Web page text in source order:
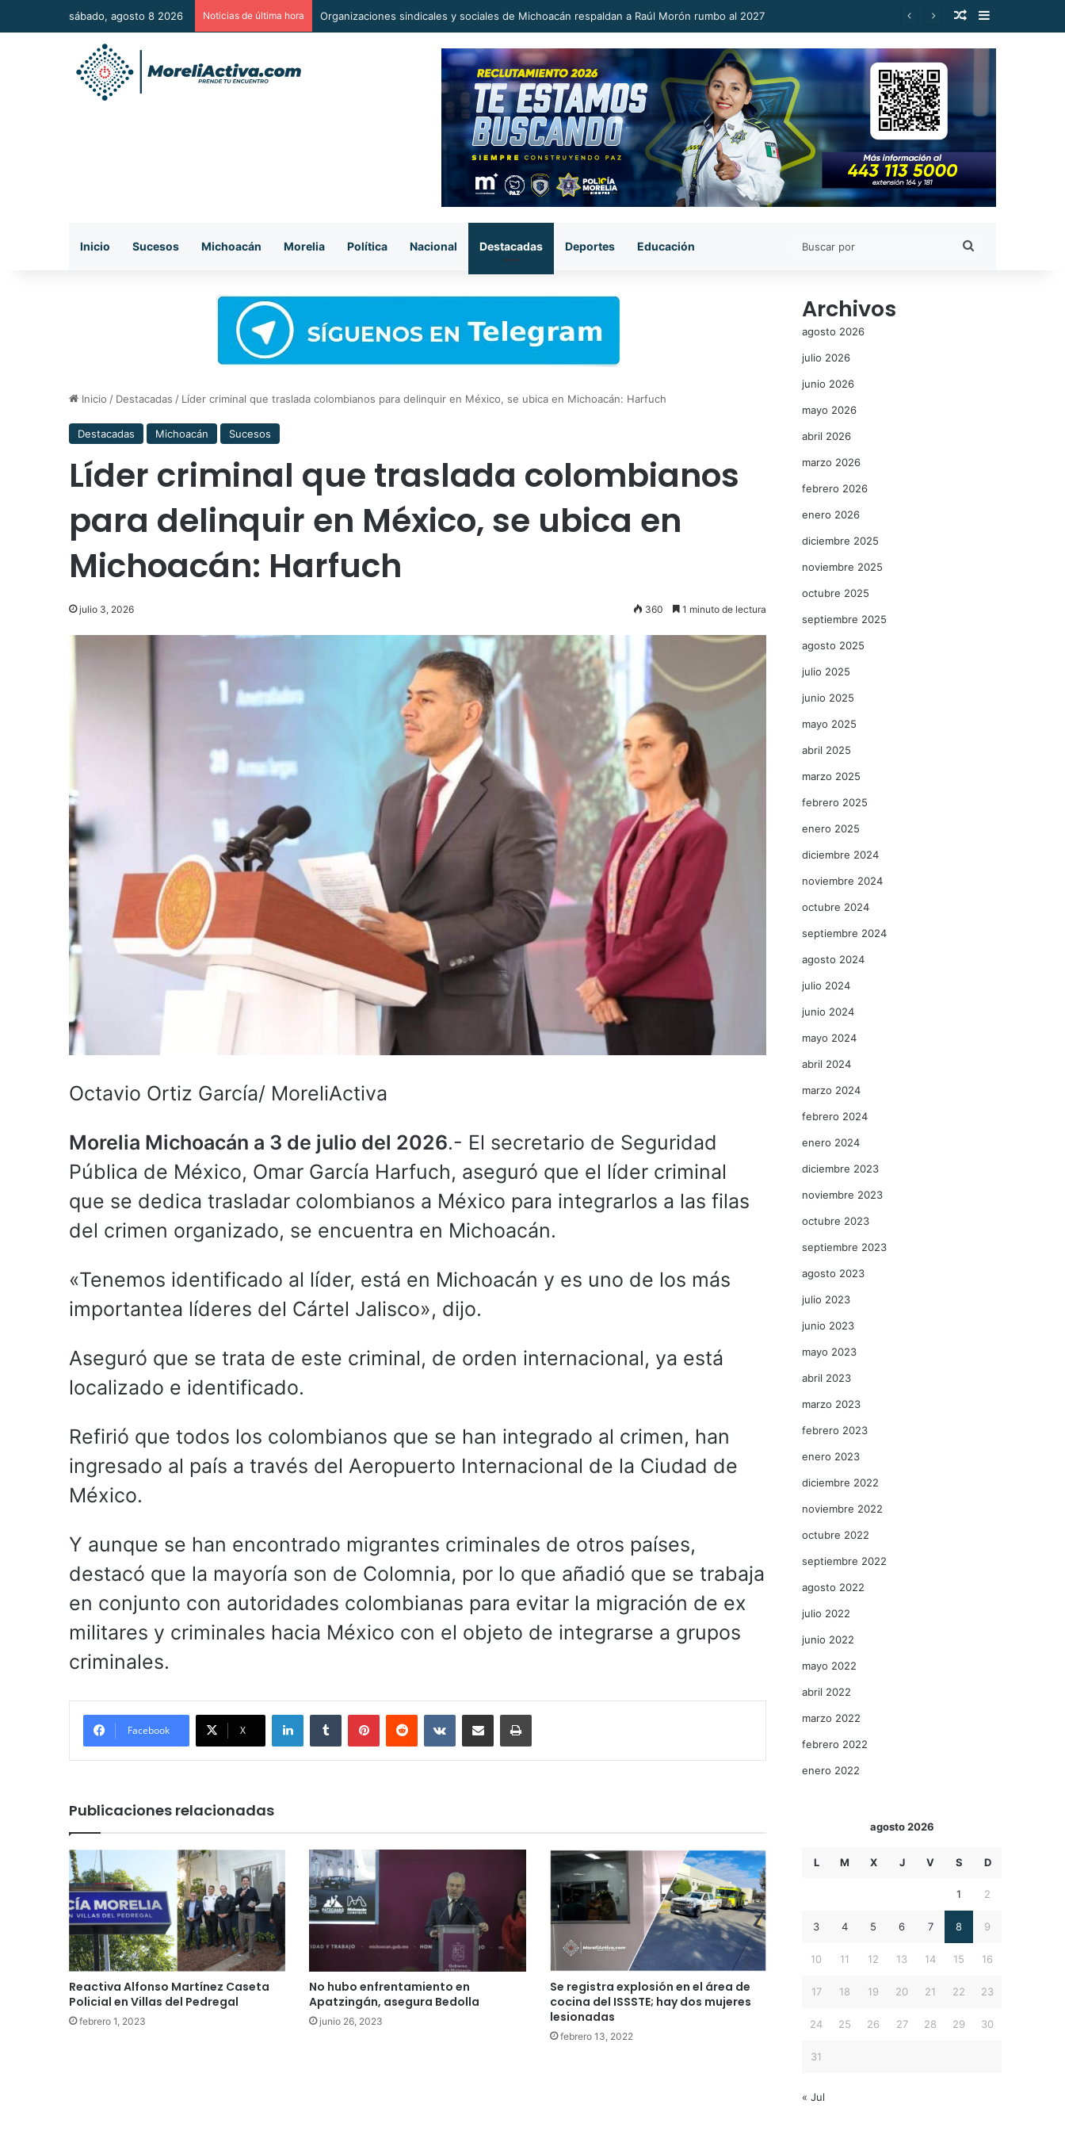
sábado, agosto 8 2026 Noticias de última hora De manera sorpresiva, pasaje del transporte público subió a 12 pesos. Publicación al
Barra lateral
Inicio Sucesos Michoacán Morelia Política Nacional Destacadas Deportes Educación
Inicio / Destacadas / Líder criminal que traslada colombianos para delinquir en México, se ubica en Michoacán: Harfuch
Destacadas Michoacán Sucesos
Líder criminal que traslada colombianos
para delinquir en México, se ubica en
Michoacán: Harfuch
julio 3, 2026 360 1 minuto de lectura
Octavio Ortiz García/ MoreliActiva
Morelia Michoacán a 3 de julio del 2026.- El secretario de Seguridad
Pública de México, Omar García Harfuch, aseguró que el líder criminal
que se dedica trasladar colombianos a México para integrarlos a las filas
del crimen organizado, se encuentra en Michoacán.
«Tenemos identificado al líder, está en Michoacán y es uno de los más
importantea líderes del Cártel Jalisco», dijo.
Aseguró que se trata de este criminal, de orden internacional, ya está
localizado e identificado.
Refirió que todos los colombianos que se han integrado al crimen, han
ingresado al país a través del Aeropuerto Internacional de la Ciudad de
México.
Y aunque se han encontrado migrantes criminales de otros países,
destacó que la mayoría son de Colomnia, por lo que añadió que se trabaja
en conjunto con autoridades colombianas para evitar la migración de ex
militares y criminales hacia México con el objeto de integrarse a grupos
criminales.
Facebook X
LinkedInTumblr PinterestReddit VKontakteCompartir por correo electrónicoImprimir
Publicaciones relacionadas
Reactiva Alfonso Martínez Caseta
Policial en Villas del Pedregal
febrero 1, 2023
No hubo enfrentamiento en
Apatzingán, asegura Bedolla
junio 26, 2023
Se registra explosión en el área de
cocina del ISSSTE; hay dos mujeres
lesionadas
febrero 13, 2022
Archivos
agosto 2026
julio 2026
junio 2026
mayo 2026
abril 2026
marzo 2026
febrero 2026
enero 2026
diciembre 2025
noviembre 2025
octubre 2025
septiembre 2025
agosto 2025
julio 2025
junio 2025
mayo 2025
abril 2025
marzo 2025
febrero 2025
enero 2025
diciembre 2024
noviembre 2024
octubre 2024
septiembre 2024
agosto 2024
julio 2024
junio 2024
mayo 2024
abril 2024
marzo 2024
febrero 2024
enero 2024
diciembre 2023
noviembre 2023
octubre 2023
septiembre 2023
agosto 2023
julio 2023
junio 2023
mayo 2023
abril 2023
marzo 2023
febrero 2023
enero 2023
diciembre 2022
noviembre 2022
octubre 2022
septiembre 2022
agosto 2022
julio 2022
junio 2022
mayo 2022
abril 2022
marzo 2022
febrero 2022
enero 2022
agosto 2026
L M X J V S D
1 2
3 4 5 6 7 8 9
10 11 12 13 14 15 16
17 18 19 20 21 22 23
24 25 26 27 28 29 30
31
« Jul